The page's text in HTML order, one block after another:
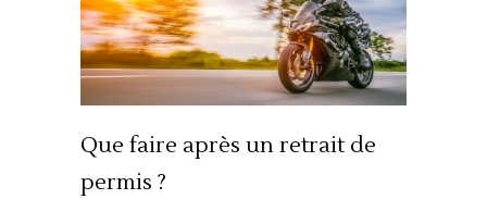
Que faire après un retrait de
permis ?